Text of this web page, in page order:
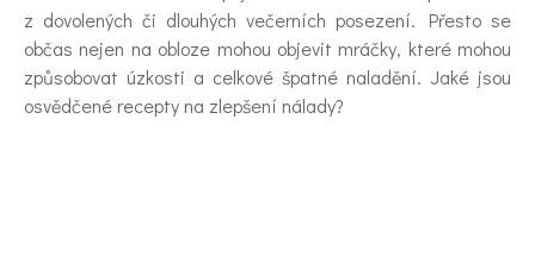
Poradna
a
z dovolených či dlouhých večerních posezení. Přesto se
občas nejen na obloze mohou objevit mráčky, které mohou
způsobovat úzkosti a celkové špatné naladění. Jaké jsou
osvědčené recepty na zlepšení nálady?